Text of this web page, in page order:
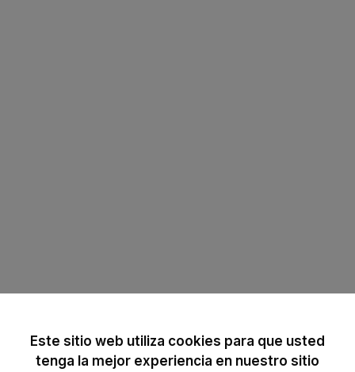
Este sitio web utiliza cookies para que usted
tenga la mejor experiencia en nuestro sitio